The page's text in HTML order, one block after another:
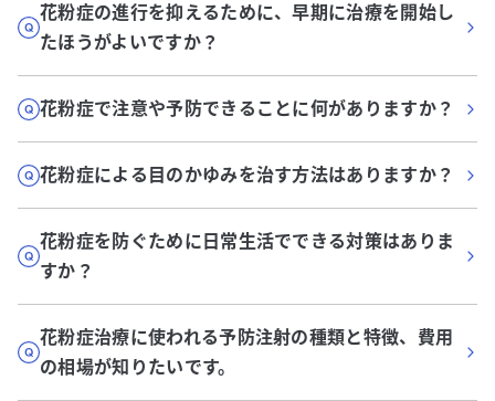
花粉症の進行を抑えるために、早期に治療を開始し
たほうがよいですか？
花粉症で注意や予防できることに何がありますか？
花粉症による目のかゆみを治す方法はありますか？
花粉症を防ぐために日常生活でできる対策はありま
すか？
花粉症治療に使われる予防注射の種類と特徴、費用
の相場が知りたいです。